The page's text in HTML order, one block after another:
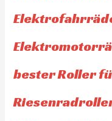
bester Roller